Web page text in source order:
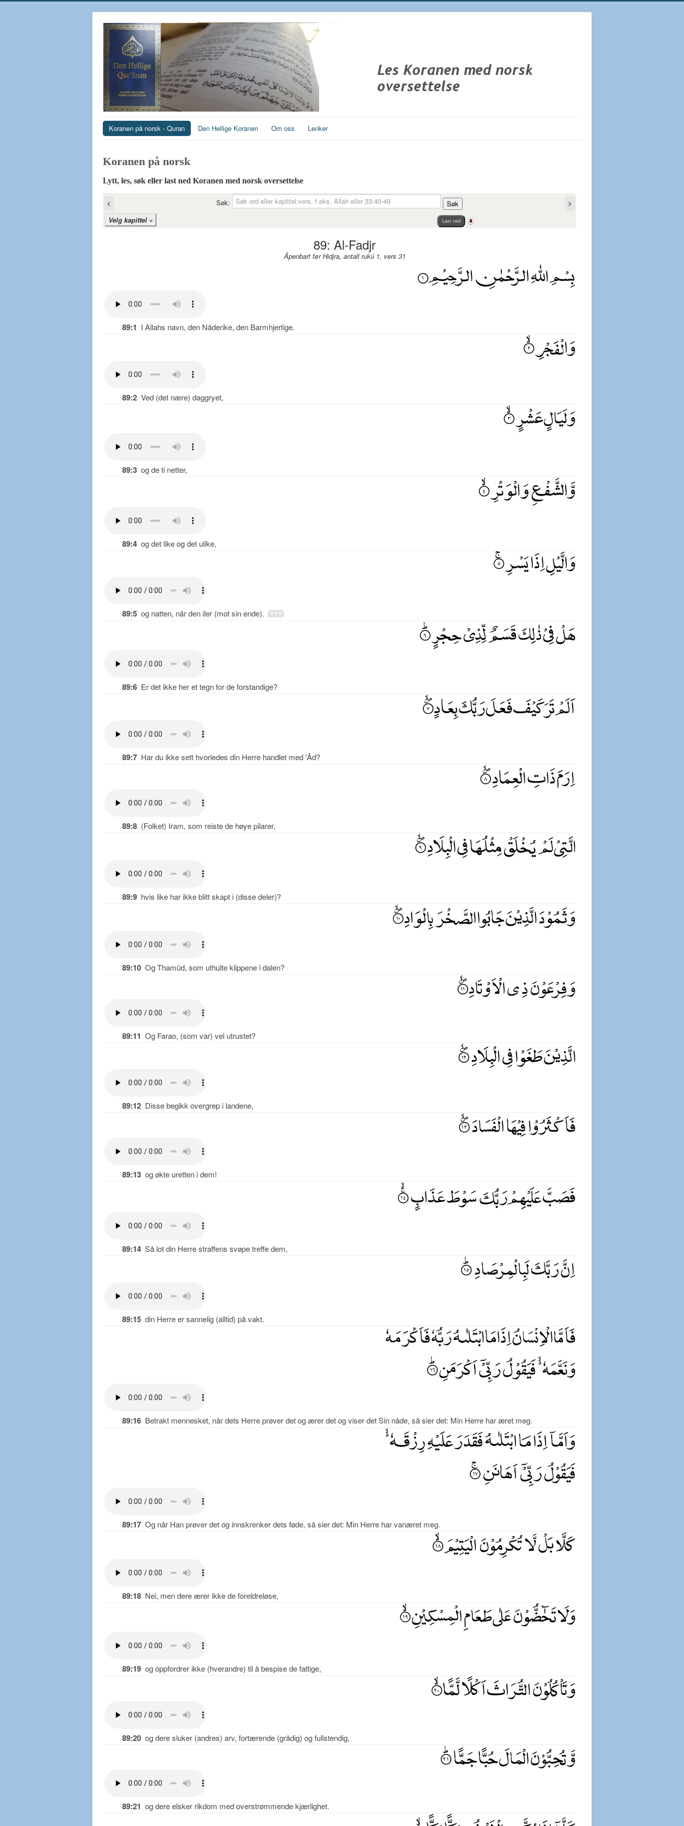
Koranen på norsk - Quran Den Hellige Koranen Om oss Lenker
Koranen på norsk‎
Lytt, les, søk eller last ned Koranen med norsk oversettelse
< Søk: Søk
>
Velg kapittel »
Last ned
89: Al-Fadjr
Åpenbart før Hidjra, antall rukú 1, vers 31
89:1 I Allahs navn, den Nåderike, den Barmhjertige.
89:2 Ved (det nære) daggryet,
89:3 og de ti netter,
89:4 og det like og det ulike,
89:5 og natten, når den iler (mot sin ende).
89:6 Er det ikke her et tegn for de forstandige?
89:7 Har du ikke sett hvorledes din Herre handlet med 'Âd?
89:8 (Folket) Iram, som reiste de høye pilarer,
89:9 hvis like har ikke blitt skapt i (disse deler)?
89:10 Og Thamûd, som uthulte klippene i dalen?
89:11 Og Farao, (som var) vel utrustet?
89:12 Disse begikk overgrep i landene,
89:13 og økte uretten i dem!
89:14 Så lot din Herre straffens svøpe treffe dem,
89:15 din Herre er sannelig (alltid) på vakt.
89:16 Betrakt mennesket, når dets Herre prøver det og ærer det og viser det Sin nåde, så sier det: Min Herre har æret meg.
89:17 Og når Han prøver det og innskrenker dets føde, så sier det: Min Herre har vanæret meg.
89:18 Nei, men dere ærer ikke de foreldreløse,
89:19 og oppfordrer ikke (hverandre) til å bespise de fattige,
89:20 og dere sluker (andres) arv, fortærende (grådig) og fullstendig,
89:21 og dere elsker rikdom med overstrømmende kjærlighet.